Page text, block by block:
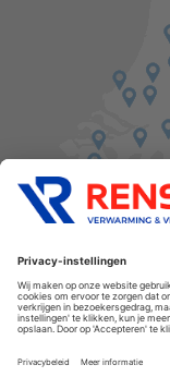
Cookies
Privacyverklaring